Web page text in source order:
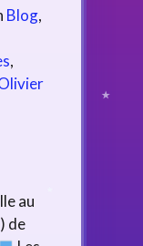
Blog,
,
au
de